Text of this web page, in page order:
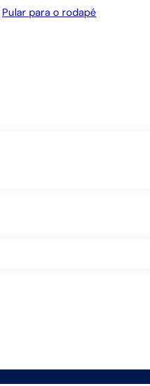
Pular para o rodapé